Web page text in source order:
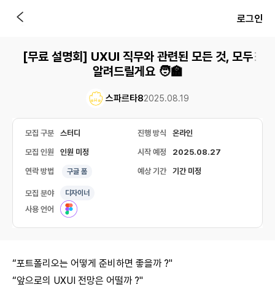
로그인
[무료 설명회] UXUI 직무와 관련된 모든 것, 모두
알려드릴게요 🧑‍🏫
스파르타82025.08.19
모집 구분 스터디 진행 방식 온라인
모집 인원 인원 미정 시작 예정 2025.08.27
연락 방법 구글 폼 예상 기간 기간 미정
모집 분야 디자이너
사용 언어
“포트폴리오는 어떻게 준비하면 좋을까 ?"
“앞으로의 UXUI 전망은 어떨까 ?"